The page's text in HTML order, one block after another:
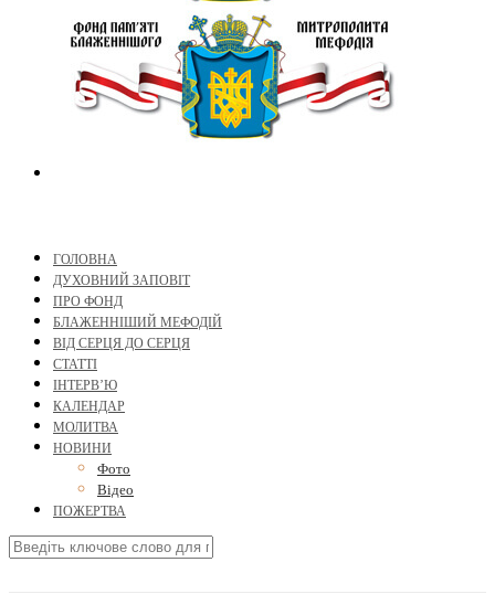
ГОЛОВНА
ДУХОВНИЙ ЗАПОВІТ
ПРО ФОНД
БЛАЖЕННІШИЙ МЕФОДІЙ
ВІД СЕРЦЯ ДО СЕРЦЯ
СТАТТІ
ІНТЕРВ’Ю
КАЛЕНДАР
МОЛИТВА
НОВИНИ
Фото
Відео
ПОЖЕРТВА